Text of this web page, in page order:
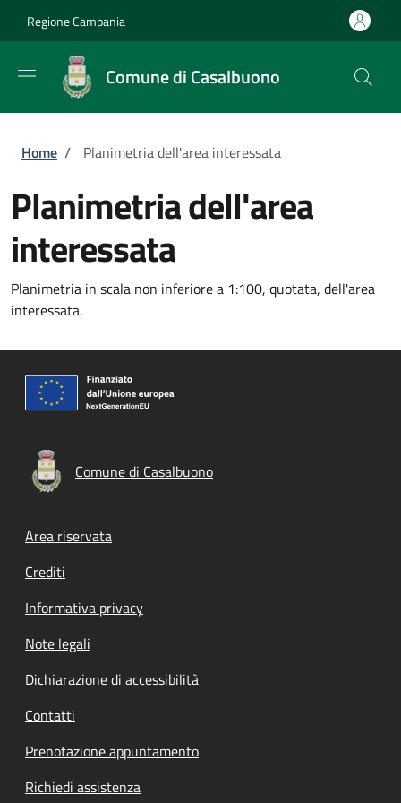
Regione Campania
Comune di Casalbuono
Briciole di pane
Home / Planimetria dell'area interessata
Planimetria dell'area
interessata
Planimetria in scala non inferiore a 1:100, quotata, dell'area
interessata.
Comune di Casalbuono
Footer menu
Area riservata
Crediti
Informativa privacy
Note legali
Dichiarazione di accessibilità
Contatti
Prenotazione appuntamento
Richiedi assistenza